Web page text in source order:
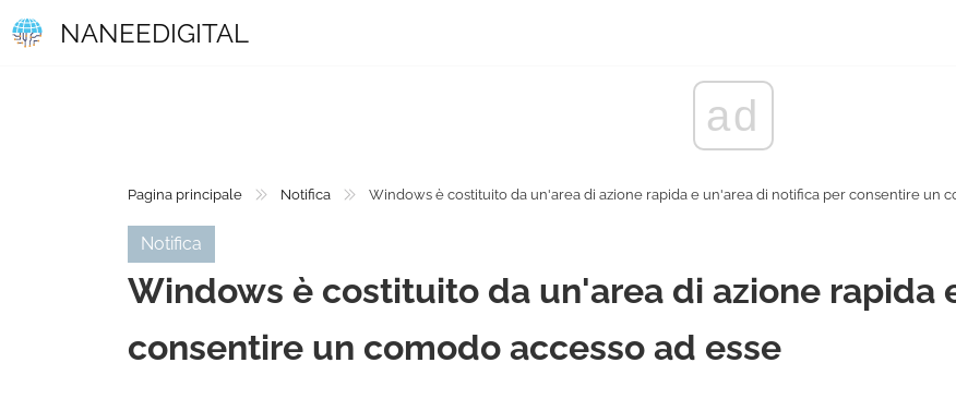
NANEEDIGITAL
ad
Pagina principale Notifica Windows è costituito da un'area di azione rapida e un'area di notifica per consentire un
Notifica
Windows è costituito da un'area di azione rapida
consentire un comodo accesso ad esse